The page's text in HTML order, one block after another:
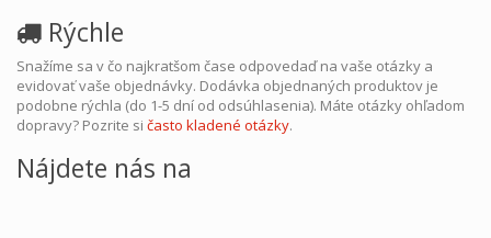
Rýchle
Snažíme sa v čo najkratšom čase odpovedaď na vaše otázky a
evidovať vaše objednávky. Dodávka objednaných produktov je
podobne rýchla (do 1-5 dní od odsúhlasenia). Máte otázky ohľadom
dopravy? Pozrite si často kladené otázky.
Nájdete nás na